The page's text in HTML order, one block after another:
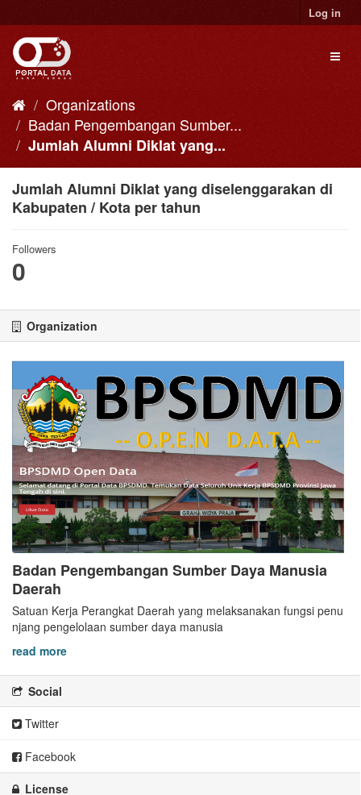
to
content
Log in
Organizations
Badan Pengembangan Sumber...
Jumlah Alumni Diklat yang...
Jumlah Alumni Diklat yang diselenggarakan di
Kabupaten / Kota per tahun
Followers
0
Organization
Badan Pengembangan Sumber Daya Manusia
Daerah
Satuan Kerja Perangkat Daerah yang melaksanakan fungsi penu
njang pengelolaan sumber daya manusia
read more
Social
Twitter
Facebook
License